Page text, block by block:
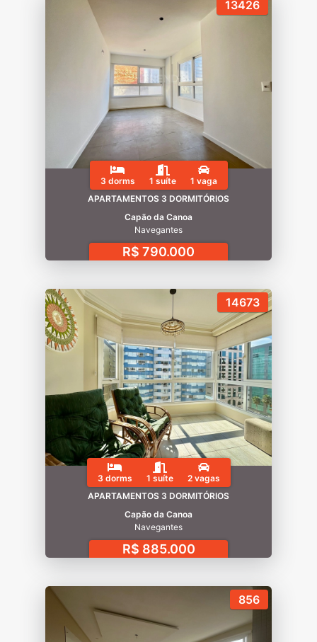
13426
3 dorms 1 suíte
1 vaga
APARTAMENTOS 3 DORMITÓRIOS
Capão da Canoa
Navegantes
R$ 790.000
14673
3 dorms 1 suíte
2 vagas
APARTAMENTOS 3 DORMITÓRIOS
Capão da Canoa
Navegantes
R$ 885.000
856